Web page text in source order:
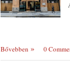
Bővebben 0